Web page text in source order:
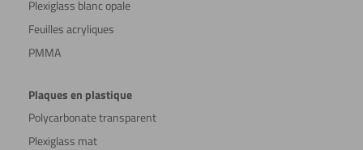
Plexiglass blanc opale
Feuilles acryliques
PMMA
Plaques en plastique
Polycarbonate transparent
Plexiglass mat